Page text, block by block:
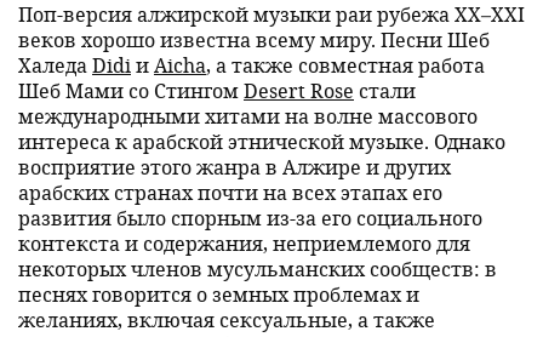
Поп-версия алжирской музыки раи рубежа XX–XXI
веков хорошо известна всему миру. Песни Шеб
Халеда Didi и Aicha, а также совместная работа
Шеб Мами со СтингомDesert Rose стали
международными хитами на волне массового
интереса к арабской этнической музыке. Однако
восприятие этого жанра в Алжире и других
арабских странах почти на всех этапах его
развития было спорным из-за его социального
контекста и содержания, неприемлемого для
некоторых членов мусульманских сообществ: в
песнях говорится о земных проблемах и
желаниях, включая сексуальные, а также